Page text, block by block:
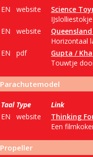
EN
website
Science
EN
website
Horizontaal
EN
pdf
Gupta /
Touwtje
Parachutemodel
Taal Type
Link
EN
website
Thinking
Een
Propeller